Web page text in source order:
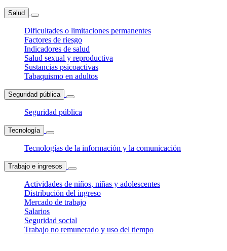
Salud
Dificultades o limitaciones permanentes
Factores de riesgo
Indicadores de salud
Salud sexual y reproductiva
Sustancias psicoactivas
Tabaquismo en adultos
Seguridad pública
Seguridad pública
Tecnología
Tecnologías de la información y la comunicación
Trabajo e ingresos
Actividades de niños, niñas y adolescentes
Distribución del ingreso
Mercado de trabajo
Salarios
Seguridad social
Trabajo no remunerado y uso del tiempo